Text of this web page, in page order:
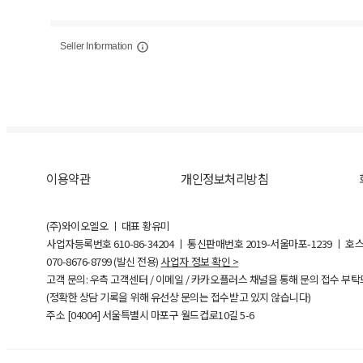
Seller Information
이용약관 개인정보처리방침
(주)와이오엘오 ㅣ 대표 황유미
사업자등록번호610-86-34204ㅣ 통신판매번호 2019-서울마포-1239 ㅣ 호
070-8676-8799 (발신 전용) 사업자 정보 확인 >
고객 문의: 우측 고객센터 / 이메일 / 카카오플러스 채널을 통해 문의 접수 부
(정확한 상담 기록을 위해 유선상 문의는 접수받고 있지 않습니다)
주소 [04004] 서울특별시 마포구 월드컵로10길5-6